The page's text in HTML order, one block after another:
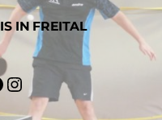
IN FREITAL
Instagram